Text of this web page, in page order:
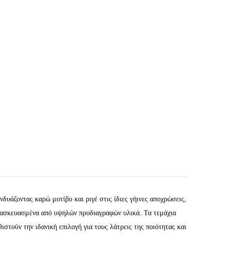
καρώ μοτίβο και ριγέ στις ίδιες γήινες αποχρώσεις,
από υψηλών προδιαγραφών υλικά. Τα τεμάχια
την ιδανική επιλογή για τους λάτρεις της ποιότητας και